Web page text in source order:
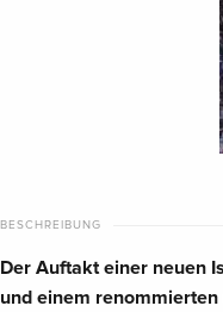
BESCHREIBUNG
Der Auftakt einer neuen
und einem